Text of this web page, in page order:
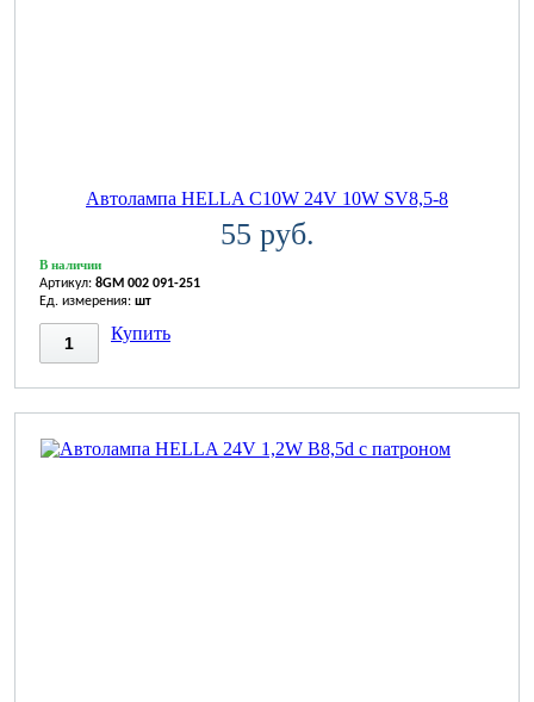
Автолампа HELLA C10W 24V 10W SV8,5-8
55 руб.
В наличии
Артикул: 8GM 002 091-251
Ед. измерения: шт
Купить